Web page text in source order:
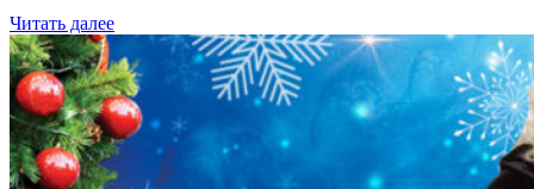
Читать далее